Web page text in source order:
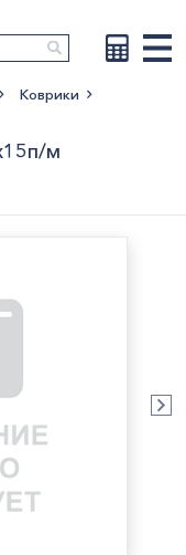
Коврики
м